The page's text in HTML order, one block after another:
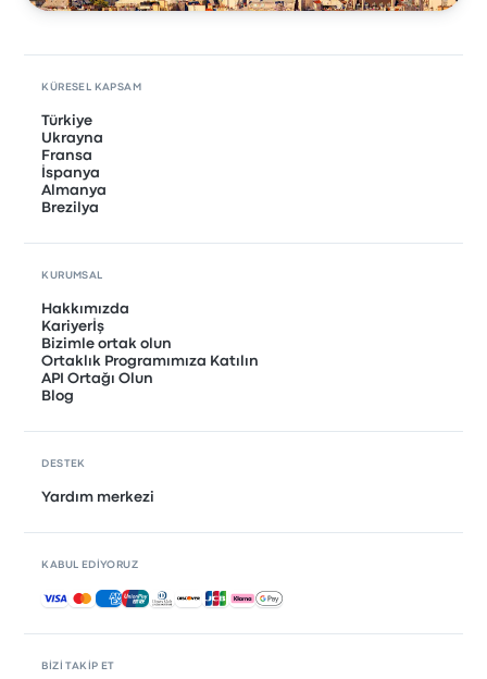
BIZI TAKIP ET
KÜRESEL KAPSAM
Türkiye
Ukrayna
Fransa
İspanya
Almanya
Brezilya
KURUMSAL
Hakkımızda
Kariyerİş
Bizimle ortak olun
Ortaklık Programımıza Katılın
API Ortağı Olun
Blog
DESTEK
Yardım merkezi
KABUL EDIYORUZ
Kabul edilen ödemeler